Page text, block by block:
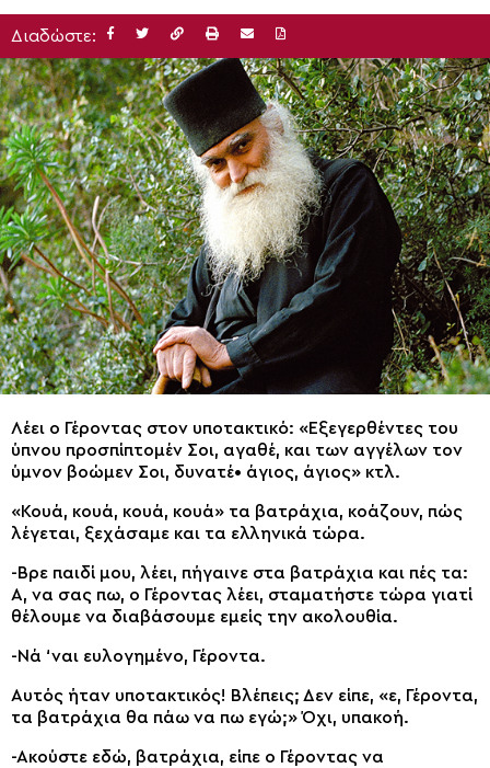
Διαδώστε:
Λέει ο Γέροντας στον υποτακτικό: «Εξεγερθέντες του
ύπνου προσπίπτομέν Σοι, αγαθέ, και των αγγέλων τον
ύμνον βοώμεν Σοι, δυνατέ• άγιος, άγιος» κτλ.
«Κουά, κουά, κουά, κουά» τα βατράχια, κοάζουν, πώς
λέγεται, ξεχάσαμε και τα ελληνικά τώρα.
-Βρε παιδί μου, λέει, πήγαινε στα βατράχια και πές τα:
Α, να σας πω, ο Γέροντας λέει, σταματήστε τώρα γιατί
θέλουμε να διαβάσουμε εμείς την ακολουθία.
-Νά ‘ναι ευλογημένο, Γέροντα.
Αυτός ήταν υποτακτικός! Βλέπεις; Δεν είπε, «ε, Γέροντα,
τα βατράχια θα πάω να πω εγώ;» Όχι, υπακοή.
-Ακούστε εδώ, βατράχια, είπε ο Γέροντας να